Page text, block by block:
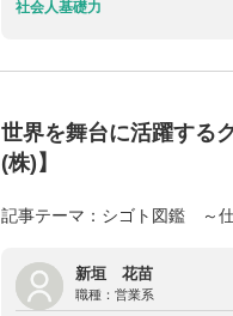
社会人基礎力
世界を舞台に活躍する
(株)】
記事テーマ：シゴト図鑑 ～
新垣 花苗
職種： 営業系